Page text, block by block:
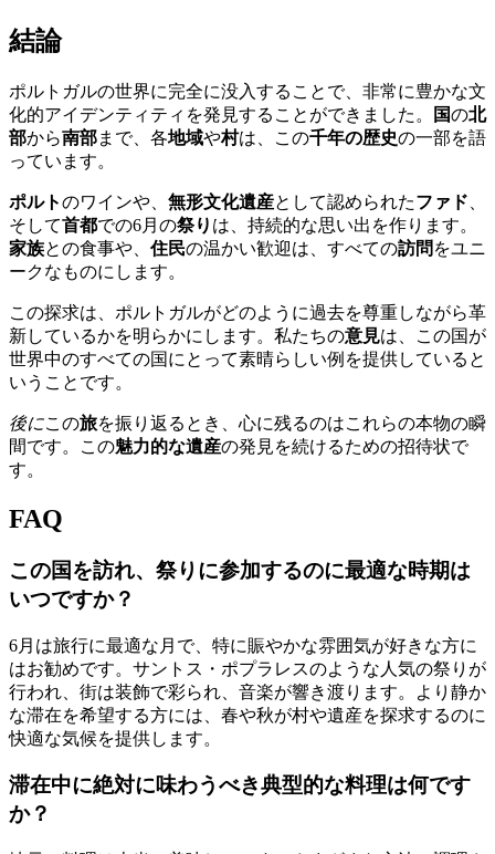
結論
ポルトガルの世界に完全に没入することで、非常に豊かな文
化的アイデンティティを発見することができました。
国の北
部から南部まで、各地域や村は、この千年の歴史の一部を語
っています。
ポルトのワインや、 無形文化遺産として認められたファド
そして首都での6月の祭り は、持続的な思い出を作ります。
家族との食事や、 住民の温かい歓迎は、すべての訪問 をユニ
ークなものにします。
この探求は、ポルトガルがどのように過去を尊重しながら革
新しているかを明らかにします。私たちの意見は、この国が
世界中のすべての国にとって素晴らしい例を提供していると
いうことです。
後にこの旅を振り返るとき、心に残るのはこれらの本物の瞬
間です。この魅力的な遺産の発見を続けるための招待状で
す。
FAQ
この国を訪れ、祭りに参加するのに最適な時期は
いつですか？
6月は旅行に最適な月で、特に賑やかな雰囲気が好きな方に
はお勧めです。サントス・ポプラレスのような人気の祭りが
行われ、街は装飾で彩られ、音楽が響き渡ります。より静か
な滞在を希望する方には、春や秋が村や遺産を探求するのに
快適な気候を提供します。
滞在中に絶対に味わうべき典型的な料理は何です
か？